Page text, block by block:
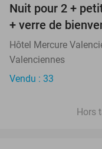
Nuit pour 2 +
+ verre de
Hôtel Mercure
Valenciennes
Vendu : 33
Hors